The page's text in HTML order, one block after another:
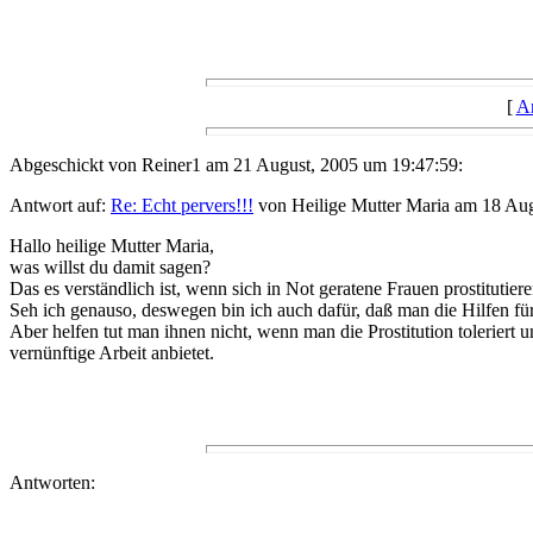
[
Abgeschickt von Reiner1 am 21 August, 2005 um 19:47:59:
Antwort auf: Re: Echt pervers!!! von Heilige Mutter Maria am 18
Hallo heilige Mutter Maria,
was willst du damit sagen?
Das es verständlich ist, wenn sich in Not geratene Frauen
Seh ich genauso, deswegen bin ich auch dafür, daß man die Hilfen
Aber helfen tut man ihnen nicht, wenn man die Prostitution toleriert
vernünftige Arbeit anbietet.
Antworten: